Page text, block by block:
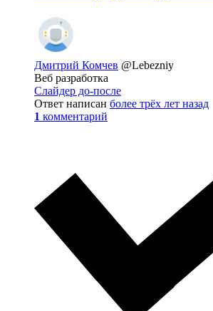
Дмитрий Комчев @Lebezniy
Веб разработка
Слайдер до-после
Ответ написан более трёх лет назад
1 комментарий